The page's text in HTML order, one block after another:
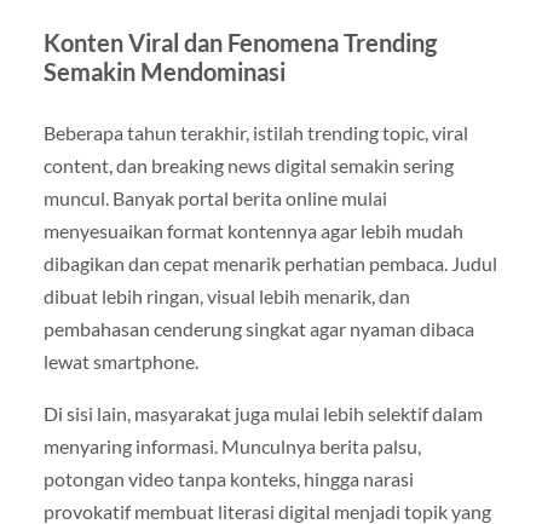
Konten Viral dan Fenomena Trending
Semakin Mendominasi
Beberapa tahun terakhir, istilah trending topic, viral
content, dan breaking news digital semakin sering
muncul. Banyak portal berita online mulai
menyesuaikan format kontennya agar lebih mudah
dibagikan dan cepat menarik perhatian pembaca. Judul
dibuat lebih ringan, visual lebih menarik, dan
pembahasan cenderung singkat agar nyaman dibaca
lewat smartphone.
Di sisi lain, masyarakat juga mulai lebih selektif dalam
menyaring informasi. Munculnya berita palsu,
potongan video tanpa konteks, hingga narasi
provokatif membuat literasi digital menjadi topik yang